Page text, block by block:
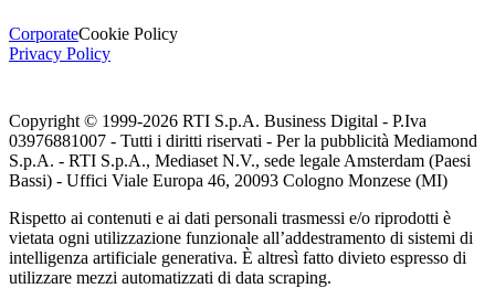
CorporateCookie Policy
Privacy Policy
Copyright © 1999-2026 RTI S.p.A. Business Digital - P.Iva
03976881007 - Tutti i diritti riservati - Per la pubblicità Mediamond
S.p.A. - RTI S.p.A., Mediaset N.V., sede legale Amsterdam (Paesi
Bassi) - Uffici Viale Europa 46, 20093 Cologno Monzese (MI)
Rispetto ai contenuti e ai dati personali trasmessi e/o riprodotti è
vietata ogni utilizzazione funzionale all’addestramento di sistemi di
intelligenza artificiale generativa. È altresì fatto divieto espresso di
utilizzare mezzi automatizzati di data scraping.